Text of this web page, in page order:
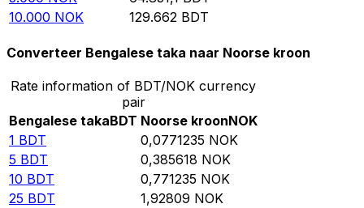
10.000 NOK 129.662 BDT
Converteer Bengalese taka naar Noorse kroon
Rate information of BDT/NOK currency
pair
Bengalese takaBDT Noorse kroonNOK
1 BDT 0,0771235 NOK
5 BDT 0,385618 NOK
10 BDT 0,771235 NOK
25 BDT 1,92809 NOK